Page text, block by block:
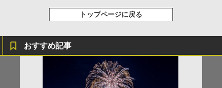
トップページに戻る
おすすめ記事